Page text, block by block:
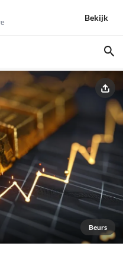
Bekijk
Beurs